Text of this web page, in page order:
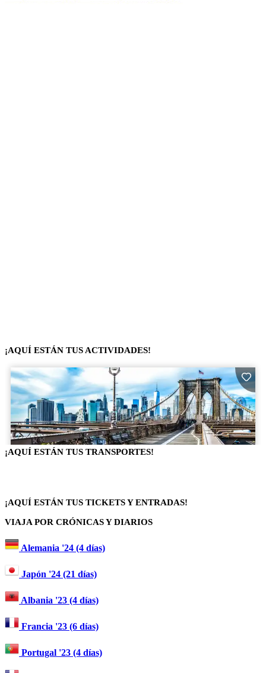
¡AQUÍ ESTÁN TUS ACTIVIDADES!
¡AQUÍ ESTÁN TUS TRANSPORTES!
¡AQUÍ ESTÁN TUS TICKETS Y ENTRADAS!
VIAJA POR CRÓNICAS Y DIARIOS
Alemania '24 (4 días)
Japón '24 (21 días)
Albania '23 (4 días)
Francia '23 (6 días)
Portugal '23 (4 días)